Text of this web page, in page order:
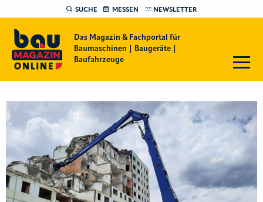
SUCHE MESSEN NEWSLETTER
Das Magazin & Fachportal für
Baumaschinen | Baugeräte |
Baufahrzeuge